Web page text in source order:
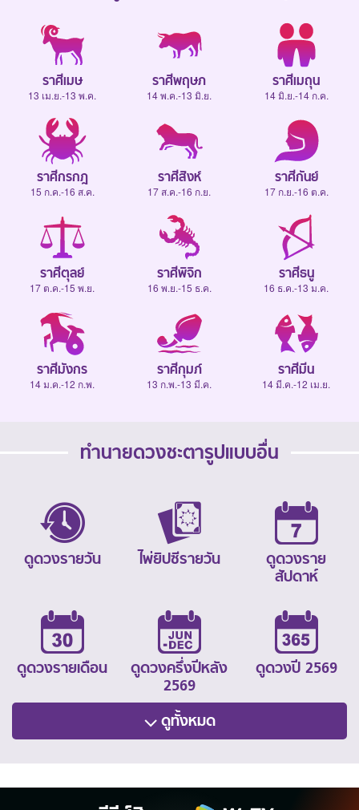
ราศีเมษ
13 เม.ย.-13 พ.ค.
ราศีพฤษภ
14 พ.ค.-13 มิ.ย.
ราศีเมถุน
14 มิ.ย.-14 ก.ค.
ราศีกรกฎ
15 ก.ค.-16 ส.ค.
ราศีสิงห์
17 ส.ค.-16 ก.ย.
ราศีกันย์
17 ก.ย.-16 ต.ค.
ราศีตุลย์
17 ต.ค.-15 พ.ย.
ราศีพิจิก
16 พ.ย.-15 ธ.ค.
ราศีธนู
16 ธ.ค.-13 ม.ค.
ราศีมังกร
14 ม.ค.-12 ก.พ.
ราศีกุมภ์
13 ก.พ.-13 มี.ค.
ราศีมีน
14 มี.ค.-12 เม.ย.
ทำนายดวงชะตารูปแบบอื่น
ดูดวงรายวัน ไพ่ยิปซีรายวัน
ดูดวงราย
สัปดาห์
ดูดวงรายเดือน
ดูดวงครึ่งปีหลัง
2569
ดูดวงปี 2569
ดูทั้งหมด